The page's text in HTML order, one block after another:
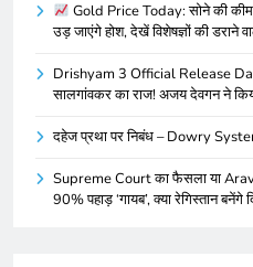
Gold Price Today: सोने की
उड़ जाएंगे होश, देखें विशेषज्ञों की डराने
Drishyam 3 Official Release
सालगांवकर का राज! अजय देवगन ने
दहेज प्रथा पर निबंध – Dowry
Supreme Court का फैसला या
90% पहाड़ ‘गायब’, क्या रेगिस्तान बनेंगे